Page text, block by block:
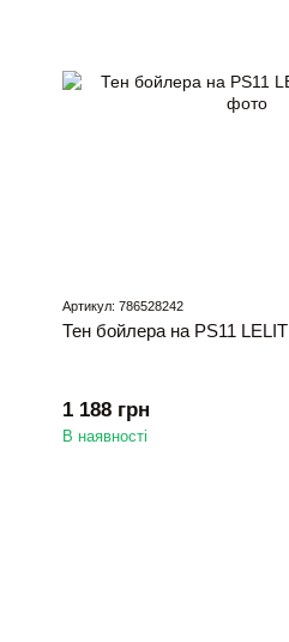
Артикул: 786528242
Тен бойлера на PS11 LELIT
1 188 грн
В наявності